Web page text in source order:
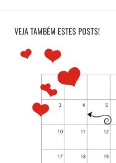
VEJA TAMBÉM ESTES POSTS!